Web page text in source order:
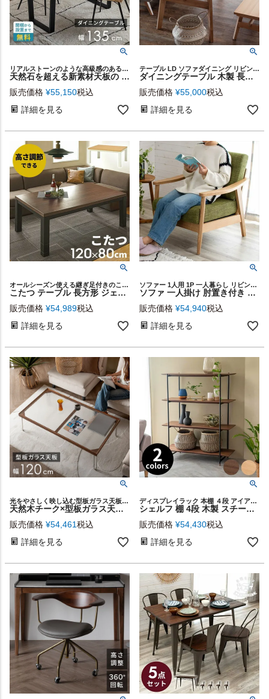
リアルストーンのような高級感のある見た目と、扱いやすい高機能性が人気のハイセンスな家具シリーズ
天然石を超える新素材天板の ダイニングテーブル [a-84311]
販売価格 ¥55,150税込
詳細を見る
テーブル LD ソファダイニング リビングダイニング
ダイニングテーブル 木製 長方形 ４人掛け 幅160×奥行80cm 高さ65cm シンプル ナチュラル ウッド 天然木 北欧 おしゃれ [91377]
販売価格 ¥55,000税込
詳細を見る
オールシーズン使える継ぎ足付きのこたつ用リビングテーブル。
こたつ テーブル 長方形 ジェスタ 120×80cm (96002)【生活雑貨のELEMENTS本店】
販売価格 ¥54,989税込
詳細を見る
ソファー 1人用 1P 一人暮らし リビング ナチュラル シンプル
ソファ 一人掛け 肘置き付き 幅73cm 木製 グリーン 緑 ファブリック 完成品 [91193]【 ソファー 椅子 イス ひじ掛け アームチェア 1人掛け チェア 肘掛け おしゃれ 布製 布張り 木肘 生地 コンパクト シリーズ 北欧 カフェ風 西海岸 】
販売価格 ¥54,940税込
詳細を見る
光をやさしく映し込む型板ガラス天板と、温もりあるチーク材を組み合わせたテーブル
天然木チーク×型板ガラス天板のセンターテーブル 幅120cm[stc-67276]
販売価格 ¥54,461税込
詳細を見る
ディスプレイラック 本棚 ４段 アイアンフレーム 見せる収納
シェルフ 棚 4段 木製 スチール ナチュラル ブラウン W 108 × D 41 [91484]【 ラック 本棚 ウッド アイアン 天然木 オープン 木製棚 収納棚 オープンラック シンプル 茶 こげ茶 リビング 収納 キッチン 奥行深め】
販売価格 ¥54,430税込
詳細を見る